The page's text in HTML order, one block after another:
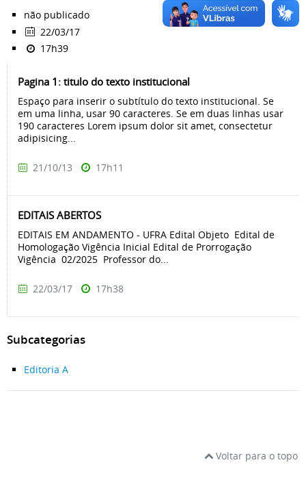
não publicado
22/03/17
17h39
Pagina 1: titulo do texto institucional
Espaço para inserir o subtítulo do texto institucional. Se
em uma linha, usar 90 caracteres. Se em duas linhas usar
190 caracteres Lorem ipsum dolor sit amet, consectetur
adipisicing...
21/10/13 17h11
EDITAIS ABERTOS
EDITAIS EM ANDAMENTO - UFRA Edital Objeto Edital de
Homologação Vigência Inicial Edital de Prorrogação
Vigência 02/2025 Professor do...
22/03/17 17h38
Subcategorias
Editoria A
Voltar para o topo